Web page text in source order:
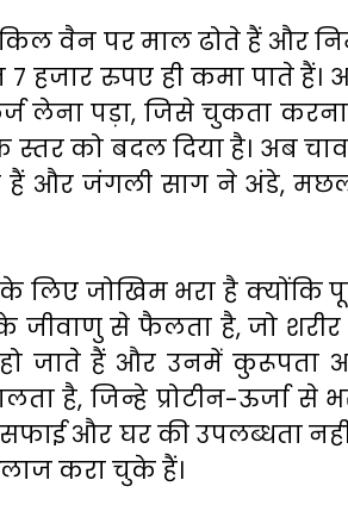
वैन पर माल ढोते हैं और
हजार रुपए ही कमा पाते हैं।
लेना पड़ा, जिसे चुकता करना
को बदल दिया है। अब
हैं और जंगली साग ने अंडे,
लिए जोखिम भरा है क्योंकि
जीवाणु से फैलता है, जो
जाते हैं और उनमें कुरूपता आ
है, जिन्हे प्रोटीन-ऊर्जा से
और घर की उपलब्धता नहीं
करा चुके हैं।